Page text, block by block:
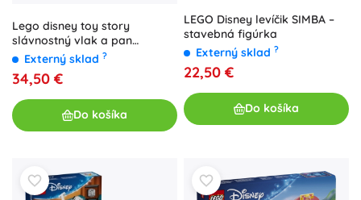
Lego disney toy story
slávnostný vlak a pan
Ovládaný
Externý sklad ?
34,50 €
Do košíka
LEGO Disney levíčik SIMBA –
stavebná figúrka
Externý sklad ?
22,50 €
Do košíka